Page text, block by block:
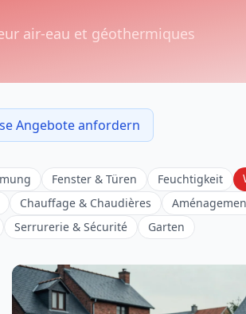
air-eau et géothermiques
Angebote anfordern
Fenster & Türen Feuchtigkeit
Chauffage & Chaudières
Serrurerie & Sécurité Garten